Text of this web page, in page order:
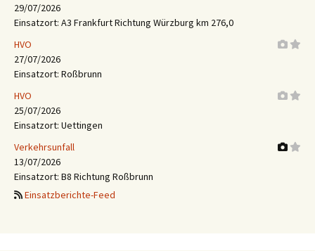
29/07/2026
Einsatzort: A3 Frankfurt Richtung Würzburg km 276,0
HVO
27/07/2026
Einsatzort: Roßbrunn
HVO
25/07/2026
Einsatzort: Uettingen
Verkehrsunfall
13/07/2026
Einsatzort: B8 Richtung Roßbrunn
Einsatzberichte-Feed